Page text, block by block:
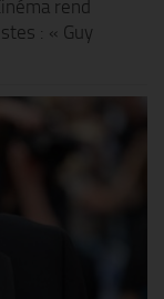
rend
: « Guy